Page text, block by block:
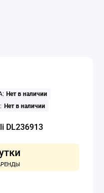
Нет в наличии
Нет в наличии
DL236913